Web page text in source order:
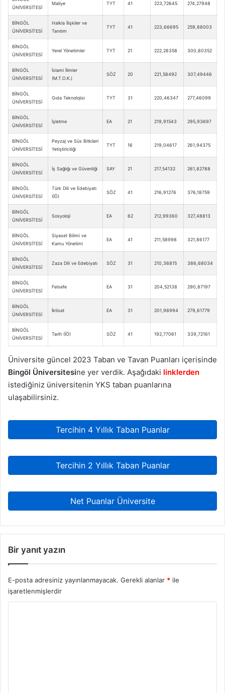
ÜNİVERSİTESİ
Maliye TYT 41 223,72645 274,27948
BİNGÖL
ÜNİVERSİTESİ
Halkla İlişkiler ve
Tanıtım
TYT 41 223,66695 259,88003
BİNGÖL
ÜNİVERSİTESİ
Yerel Yönetimler TYT 21 222,28358 300,80352
BİNGÖL
ÜNİVERSİTESİ
İslami İlimler
(M.T.O.K.)
SÖZ 20 221,58492 307,49446
BİNGÖL
ÜNİVERSİTESİ
Gıda Teknolojisi TYT 31 220,46347 277,46099
BİNGÖL
ÜNİVERSİTESİ
İşletme EA 21 219,91543 295,93697
BİNGÖL
ÜNİVERSİTESİ
Peyzaj ve Süs Bitkileri
Yetiştiriciliği
TYT 16 219,04617 261,94375
BİNGÖL
ÜNİVERSİTESİ
İş Sağlığı ve Güvenliği SAY 21 217,54132 261,82788
BİNGÖL
ÜNİVERSİTESİ
Türk Dili ve Edebiyatı
(İÖ)
SÖZ 41 216,91276 376,18759
BİNGÖL
ÜNİVERSİTESİ
Sosyoloji EA 62 212,99360 327,48813
BİNGÖL
ÜNİVERSİTESİ
Siyaset Bilimi ve
Kamu Yönetimi
EA 41 211,58998 321,86177
BİNGÖL
ÜNİVERSİTESİ
Zaza Dili ve Edebiyatı SÖZ 31 210,36815 386,68034
BİNGÖL
ÜNİVERSİTESİ
Felsefe EA 31 204,52138 290,87197
BİNGÖL
ÜNİVERSİTESİ
İktisat EA 31 201,98994 279,61779
BİNGÖL
ÜNİVERSİTESİ
Tarih (İÖ) SÖZ 41 192,77061 339,72161
Üniversite güncel 2023 Taban ve Tavan Puanları içerisinde
Bingöl Üniversitesine yer verdik. Aşağıdaki linklerden
istediğiniz üniversitenin YKS taban puanlarına
ulaşabilirsiniz.
Tercihin 4 Yıllık Taban Puanlar
Tercihin 2 Yıllık Taban Puanlar
Net Puanlar Üniversite
Bir yanıt yazın
E-posta adresiniz yayınlanmayacak. Gerekli alanlar * ile
işaretlenmişlerdir